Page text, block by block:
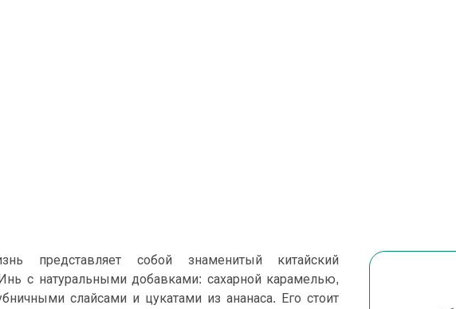
представляет собой знаменитый китайский
с натуральными добавками: сахарной карамелью,
слайсами и цукатами из ананаса. Его стоит